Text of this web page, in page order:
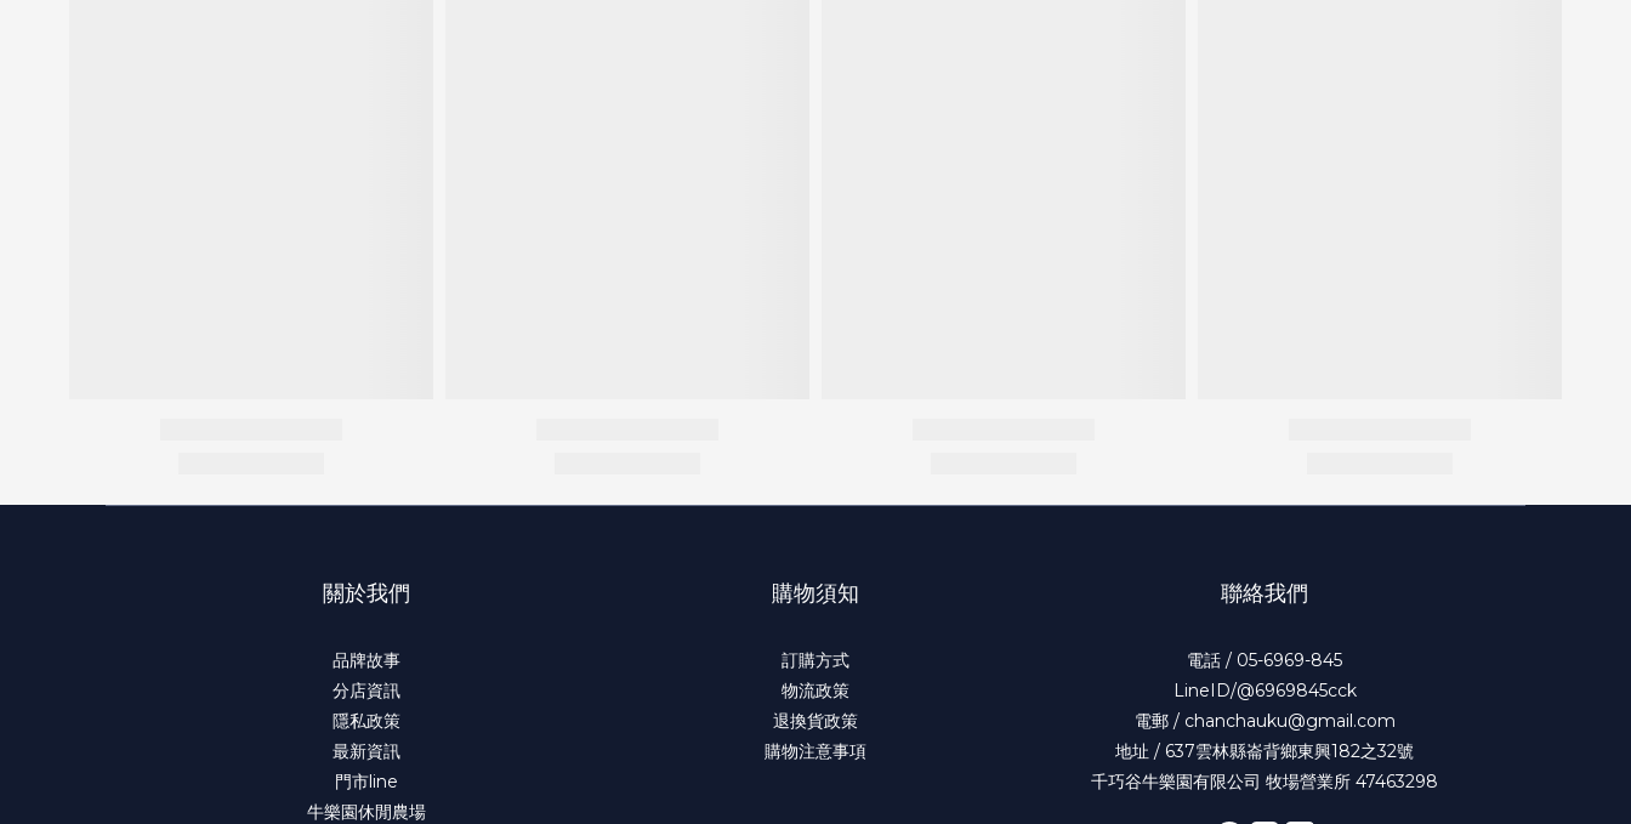
關於我們
品牌故事
分店資訊
隱私政策
最新資訊
門市line
牛樂園休閒農場
購物須知
訂購方式
物流政策
退換貨政策
購物注意事項
聯絡我們
電話 / 05-6969-845
LineID/@6969845cck
電郵 / chanchauku@gmail.com
地址 / 637雲林縣崙背鄉東興182之32號
千巧谷牛樂園有限公司 牧場營業所 47463298